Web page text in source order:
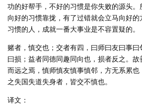
功的好帮手，不好的习惯是你失败的源头
向好的习惯靠拢，有了过错就会立马向好
习惯的人，成就一番大事业是不容置疑的。
赌者，慎交也；交者有四，曰师曰友曰事
曰损；益者同德同趣同向也，损者反之。
而远之焉，慎师慎友慎事慎邻，方无系累
之失国失道失身者，皆交不慎也。
译文：